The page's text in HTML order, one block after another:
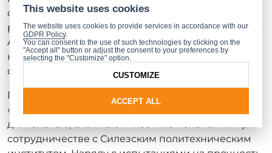
ограничения при проектировании стоечно-
ригельных ограждающих конструкций. Благодаря
ALUPROF стало возможным выполнение
крупногабаритного, широкого, панорамного
остекления фасадов.
Перед включением в ассортимент система
«Уменьшение прогибов ригелей» прошла
длительные, сложные и жесткие испытания при
сотрудничестве с Силезским политехническим
This website uses cookies
The website uses cookies to provide services in accordance with our
GDPR Policy.
You can consent to the use of such technologies by clicking on the
"Accept all" button or adjust the consent to your preferences by
selecting the "Customize" option.
ACCEPT ALL
CUSTOMIZE